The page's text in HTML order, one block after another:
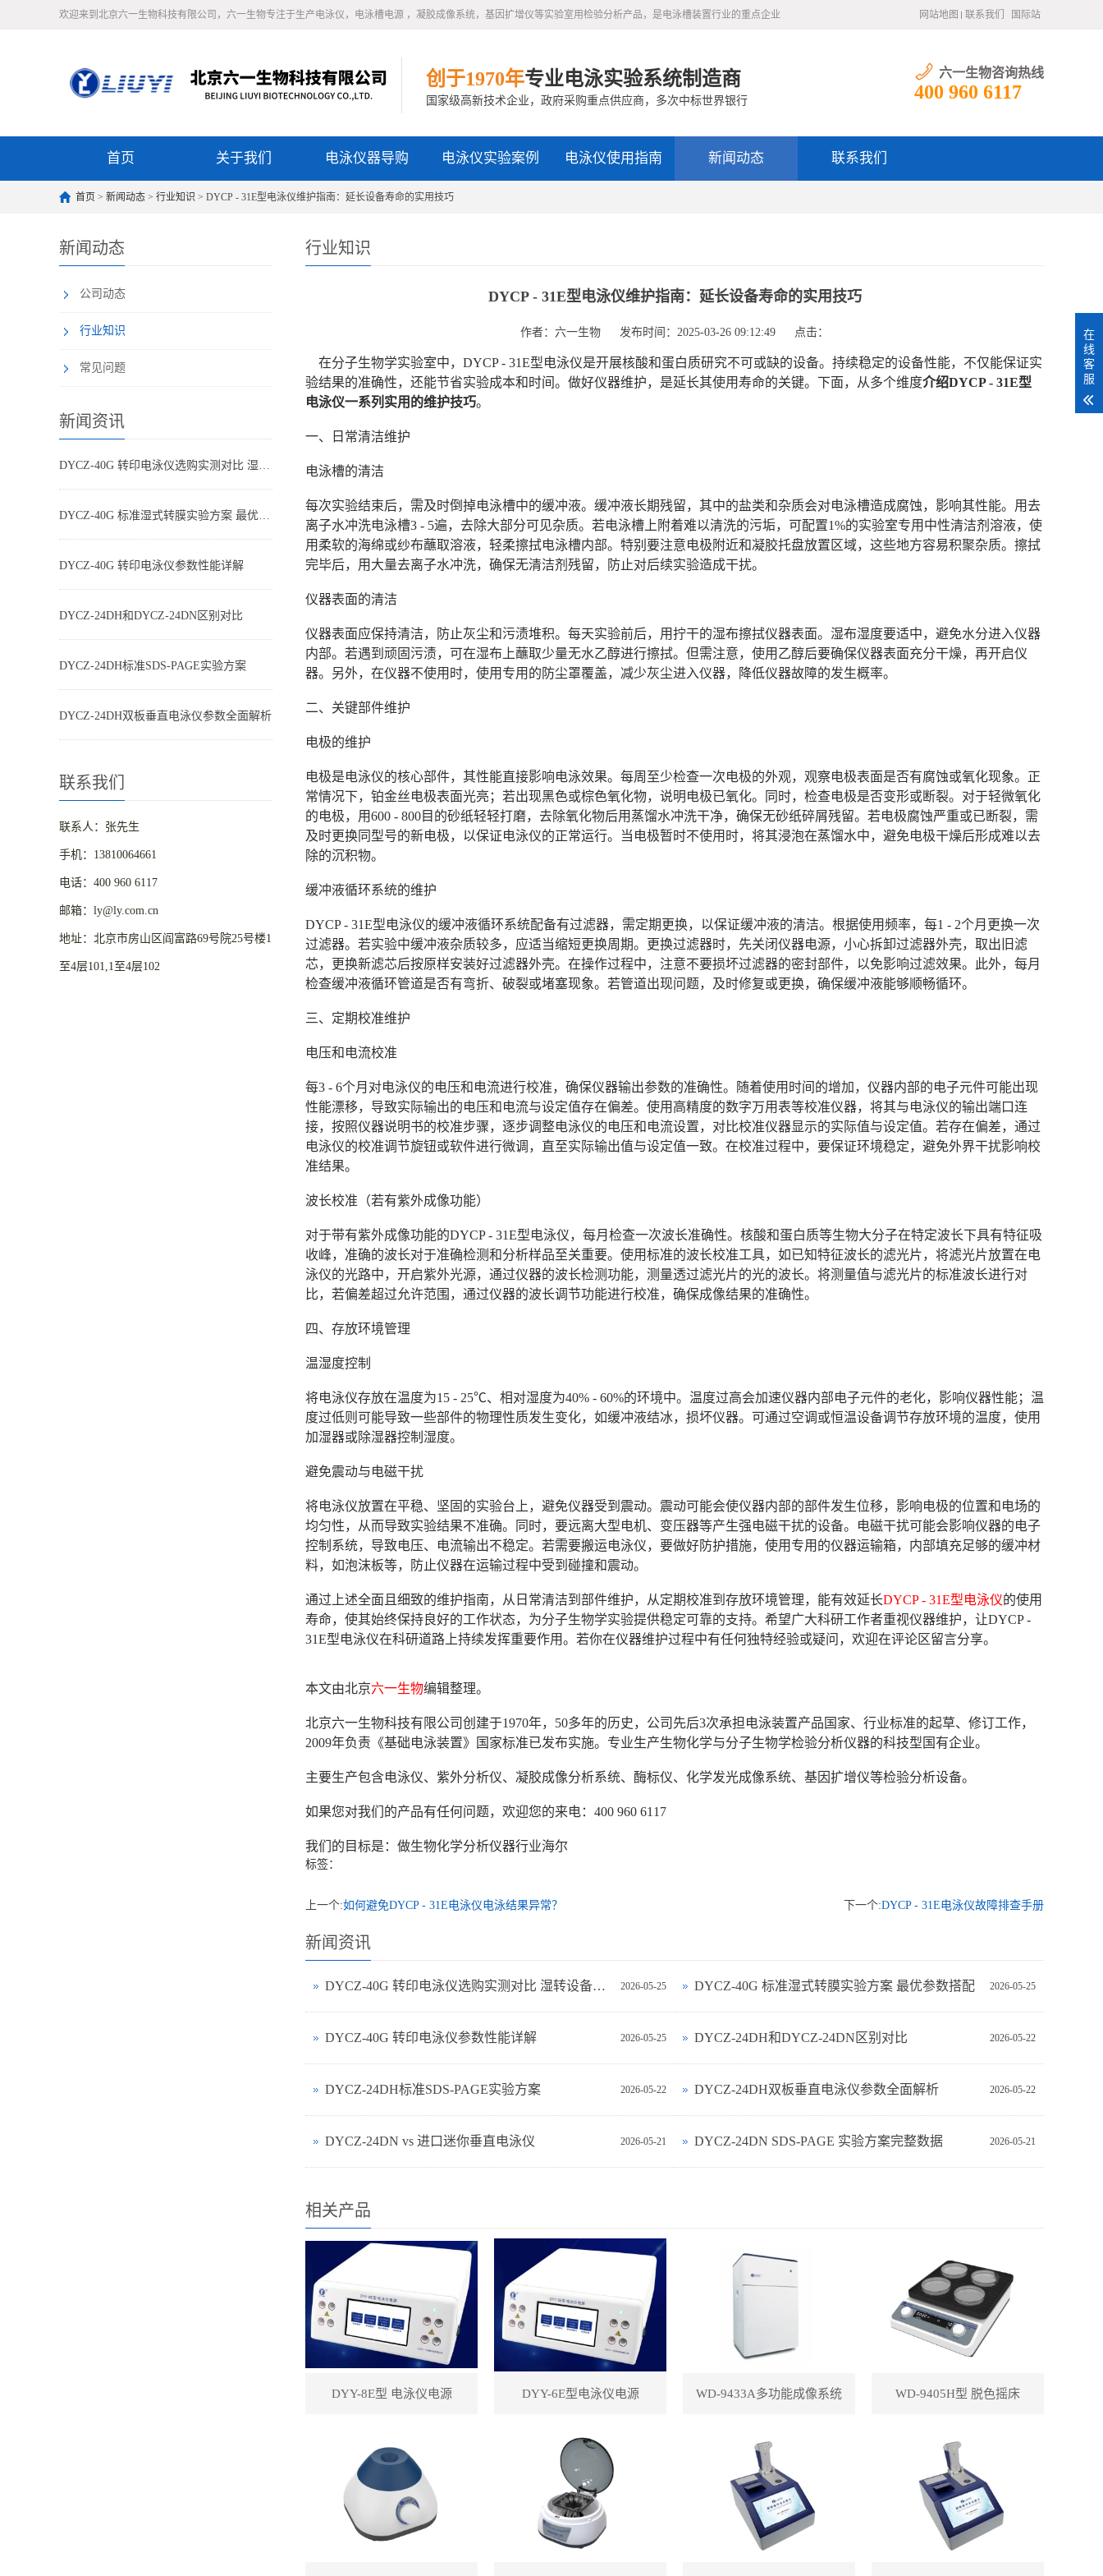
欢迎来到北京六一生物科技有限公司，六一生物专注于生产电泳仪，电泳槽电源 ，凝胶成像系统，基因扩增仪等实验室用检验分析产品，是电泳槽装置行业的重点企业 网站地图 联系我们 国际站
创于1970年专业电泳实验系统制造商
国家级高新技术企业，政府采购重点供应商，多次中标世界银行
六一生物咨询热线
400 960 6117
首页 关于我们 电泳仪器导购 电泳仪实验案例 电泳仪使用指南 新闻动态 联系我们
首页 > 新闻动态 > 行业知识 > DYCP - 31E型电泳仪维护指南：延长设备寿命的实用技巧
新闻动态
公司动态
行业知识
常见问题
新闻资讯
DYCZ-40G 转印电泳仪选购实测对比 湿转设备怎么选不踩坑
DYCZ-40G 标准湿式转膜实验方案 最优参数搭配
DYCZ-40G 转印电泳仪参数性能详解
DYCZ-24DH和DYCZ-24DN区别对比
DYCZ-24DH标准SDS-PAGE实验方案
DYCZ-24DH双板垂直电泳仪参数全面解析
联系我们
联系人：张先生
手机：13810064661
电话：400 960 6117
邮箱：ly@ly.com.cn
地址：北京市房山区阎富路69号院25号楼1
至4层101,1至4层102
行业知识
DYCP - 31E型电泳仪维护指南：延长设备寿命的实用技巧
作者：六一生物 发布时间：2025-03-26 09:12:49 点击：
在分子生物学实验室中，DYCP - 31E型电泳仪是开展核酸和蛋白质研究不可或缺的设备。持续稳定的设备性能，不仅能保证实
验结果的准确性，还能节省实验成本和时间。做好仪器维护，是延长其使用寿命的关键。下面，从多个维度介绍DYCP - 31E型
电泳仪一系列实用的维护技巧。
一、日常清洁维护
电泳槽的清洁
每次实验结束后，需及时倒掉电泳槽中的缓冲液。缓冲液长期残留，其中的盐类和杂质会对电泳槽造成腐蚀，影响其性能。用去
离子水冲洗电泳槽3 - 5遍，去除大部分可见杂质。若电泳槽上附着难以清洗的污垢，可配置1%的实验室专用中性清洁剂溶液，使
用柔软的海绵或纱布蘸取溶液，轻柔擦拭电泳槽内部。特别要注意电极附近和凝胶托盘放置区域，这些地方容易积聚杂质。擦拭
完毕后，用大量去离子水冲洗，确保无清洁剂残留，防止对后续实验造成干扰。
仪器表面的清洁
仪器表面应保持清洁，防止灰尘和污渍堆积。每天实验前后，用拧干的湿布擦拭仪器表面。湿布湿度要适中，避免水分进入仪器
内部。若遇到顽固污渍，可在湿布上蘸取少量无水乙醇进行擦拭。但需注意，使用乙醇后要确保仪器表面充分干燥，再开启仪
器。另外，在仪器不使用时，使用专用的防尘罩覆盖，减少灰尘进入仪器，降低仪器故障的发生概率。
二、关键部件维护
电极的维护
电极是电泳仪的核心部件，其性能直接影响电泳效果。每周至少检查一次电极的外观，观察电极表面是否有腐蚀或氧化现象。正
常情况下，铂金丝电极表面光亮；若出现黑色或棕色氧化物，说明电极已氧化。同时，检查电极是否变形或断裂。对于轻微氧化
的电极，用600 - 800目的砂纸轻轻打磨，去除氧化物后用蒸馏水冲洗干净，确保无砂纸碎屑残留。若电极腐蚀严重或已断裂，需
及时更换同型号的新电极，以保证电泳仪的正常运行。当电极暂时不使用时，将其浸泡在蒸馏水中，避免电极干燥后形成难以去
除的沉积物。
缓冲液循环系统的维护
DYCP - 31E型电泳仪的缓冲液循环系统配备有过滤器，需定期更换，以保证缓冲液的清洁。根据使用频率，每1 - 2个月更换一次
过滤器。若实验中缓冲液杂质较多，应适当缩短更换周期。更换过滤器时，先关闭仪器电源，小心拆卸过滤器外壳，取出旧滤
芯，更换新滤芯后按原样安装好过滤器外壳。在操作过程中，注意不要损坏过滤器的密封部件，以免影响过滤效果。此外，每月
检查缓冲液循环管道是否有弯折、破裂或堵塞现象。若管道出现问题，及时修复或更换，确保缓冲液能够顺畅循环。
三、定期校准维护
电压和电流校准
每3 - 6个月对电泳仪的电压和电流进行校准，确保仪器输出参数的准确性。随着使用时间的增加，仪器内部的电子元件可能出现
性能漂移，导致实际输出的电压和电流与设定值存在偏差。使用高精度的数字万用表等校准仪器，将其与电泳仪的输出端口连
接，按照仪器说明书的校准步骤，逐步调整电泳仪的电压和电流设置，对比校准仪器显示的实际值与设定值。若存在偏差，通过
电泳仪的校准调节旋钮或软件进行微调，直至实际输出值与设定值一致。在校准过程中，要保证环境稳定，避免外界干扰影响校
准结果。
波长校准（若有紫外成像功能）
对于带有紫外成像功能的DYCP - 31E型电泳仪，每月检查一次波长准确性。核酸和蛋白质等生物大分子在特定波长下具有特征吸
收峰，准确的波长对于准确检测和分析样品至关重要。使用标准的波长校准工具，如已知特征波长的滤光片，将滤光片放置在电
泳仪的光路中，开启紫外光源，通过仪器的波长检测功能，测量透过滤光片的光的波长。将测量值与滤光片的标准波长进行对
比，若偏差超过允许范围，通过仪器的波长调节功能进行校准，确保成像结果的准确性。
四、存放环境管理
温湿度控制
将电泳仪存放在温度为15 - 25℃、相对湿度为40% - 60%的环境中。温度过高会加速仪器内部电子元件的老化，影响仪器性能；温
度过低则可能导致一些部件的物理性质发生变化，如缓冲液结冰，损坏仪器。可通过空调或恒温设备调节存放环境的温度，使用
加湿器或除湿器控制湿度。
避免震动与电磁干扰
将电泳仪放置在平稳、坚固的实验台上，避免仪器受到震动。震动可能会使仪器内部的部件发生位移，影响电极的位置和电场的
均匀性，从而导致实验结果不准确。同时，要远离大型电机、变压器等产生强电磁干扰的设备。电磁干扰可能会影响仪器的电子
控制系统，导致电压、电流输出不稳定。若需要搬运电泳仪，要做好防护措施，使用专用的仪器运输箱，内部填充足够的缓冲材
料，如泡沫板等，防止仪器在运输过程中受到碰撞和震动。
通过上述全面且细致的维护指南，从日常清洁到部件维护，从定期校准到存放环境管理，能有效延长DYCP - 31E型电泳仪的使用
寿命，使其始终保持良好的工作状态，为分子生物学实验提供稳定可靠的支持。希望广大科研工作者重视仪器维护，让DYCP -
31E型电泳仪在科研道路上持续发挥重要作用。若你在仪器维护过程中有任何独特经验或疑问，欢迎在评论区留言分享。
本文由北京六一生物编辑整理。
北京六一生物科技有限公司创建于1970年，50多年的历史，公司先后3次承担电泳装置产品国家、行业标准的起草、修订工作，
2009年负责《基础电泳装置》国家标准已发布实施。专业生产生物化学与分子生物学检验分析仪器的科技型国有企业。
主要生产包含电泳仪、紫外分析仪、凝胶成像分析系统、酶标仪、化学发光成像系统、基因扩增仪等检验分析设备。
如果您对我们的产品有任何问题，欢迎您的来电：400 960 6117
我们的目标是：做生物化学分析仪器行业海尔
标签：
上一个:如何避免DYCP - 31E电泳仪电泳结果异常？ 下一个:DYCP - 31E电泳仪故障排查手册
新闻资讯
2026-05-25
DYCZ-40G 转印电泳仪选购实测对比 湿转设备怎么选不踩坑 2026-05-25
DYCZ-40G 标准湿式转膜实验方案 最优参数搭配
2026-05-25
DYCZ-40G 转印电泳仪参数性能详解 2026-05-22
DYCZ-24DH和DYCZ-24DN区别对比
2026-05-22
DYCZ-24DH标准SDS-PAGE实验方案 2026-05-22
DYCZ-24DH双板垂直电泳仪参数全面解析
2026-05-21
DYCZ‑24DN vs 进口迷你垂直电泳仪 2026-05-21
DYCZ‑24DN SDS‑PAGE 实验方案完整数据
相关产品
DYY-8E型 电泳仪电源 DYY-6E型电泳仪电源 WD-9433A多功能成像系统 WD-9405H型 脱色摇床
在
线
客
服